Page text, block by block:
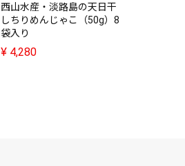
西山水産・淡路島の天日干
しちりめんじゃこ（50g）8
袋入り
¥ 4,280